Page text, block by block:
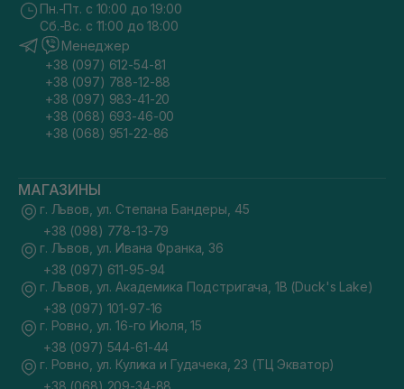
Пн.-Пт. с 10:00 до 19:00
Сб.-Вс. с 11:00 до 18:00
Менеджер
+38 (097) 612-54-81
+38 (097) 788-12-88
+38 (097) 983-41-20
+38 (068) 693-46-00
+38 (068) 951-22-86
МАГАЗИНЫ
г. Львов, ул. Степана Бандеры, 45
+38 (098) 778-13-79
г. Львов, ул. Ивана Франка, 36
+38 (097) 611-95-94
г. Львов, ул. Академика Подстригача, 1В (Duck's Lake)
+38 (097) 101-97-16
г. Ровно, ул. 16-го Июля, 15
+38 (097) 544-61-44
г. Ровно, ул. Кулика и Гудачека, 23 (ТЦ Экватор)
+38 (068) 209-34-88